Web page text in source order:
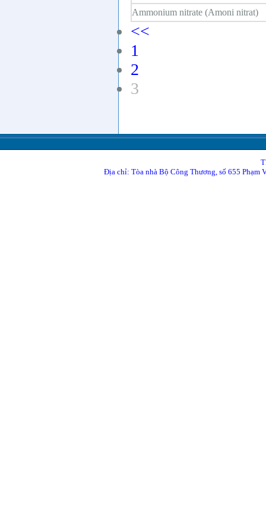
Ammonium nitrate (Amoni nitrat)
<<
1
2
3
Địa chỉ: Tòa nhà Bộ Công Thương, số 655 Phạm